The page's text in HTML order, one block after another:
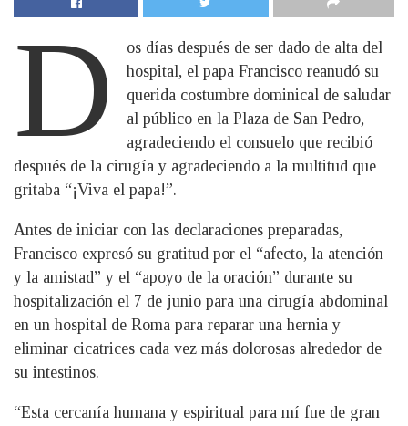
D
os días después de ser dado de alta del
hospital, el papa Francisco reanudó su
querida costumbre dominical de saludar
al público en la Plaza de San Pedro,
agradeciendo el consuelo que recibió
después de la cirugía y agradeciendo a la multitud que
gritaba “¡Viva el papa!”.
Antes de iniciar con las declaraciones preparadas,
Francisco expresó su gratitud por el “afecto, la atención
y la amistad” y el “apoyo de la oración” durante su
hospitalización el 7 de junio para una cirugía abdominal
en un hospital de Roma para reparar una hernia y
eliminar cicatrices cada vez más dolorosas alrededor de
su intestinos.
“Esta cercanía humana y espiritual para mí fue de gran